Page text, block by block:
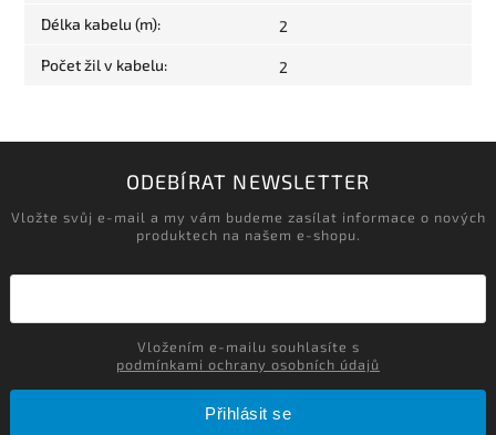
Délka kabelu (m): 2
Počet žil v kabelu: 2
ODEBÍRAT NEWSLETTER
Vložte svůj e-mail a my vám budeme zasílat informace o nových
produktech na našem e-shopu.
podmínkami ochrany osobních údajů
Přihlásit se